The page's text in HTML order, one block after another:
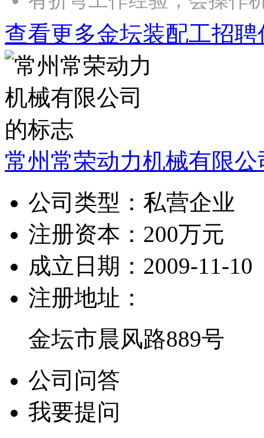
查看更多金坛装配工招聘
常州常荣动力机械有限公
公司类型： 私营企业
注册资本： 200万元
成立日期： 2009-11-10
注册地址：
金坛市晨风路889号
公司问答
我要提问